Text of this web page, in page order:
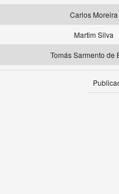
Carlos Moreira
Martim Silva
Tomás Sarmento de